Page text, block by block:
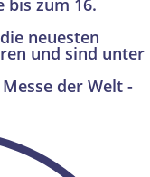
bis zum 16.
neuesten
und sind unter
der Welt -